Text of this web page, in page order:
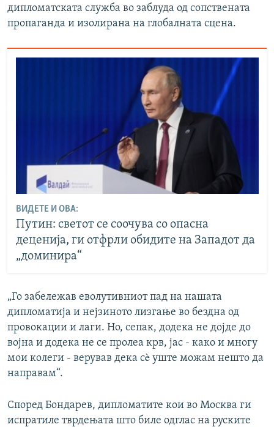
дипломатската служба во заблуда од сопствената
пропаганда и изолирана на глобалната сцена.
ВИДЕТЕ И ОВА:
Путин: светот се соочува со опасна
деценија, ги отфрли обидите на Западот да
„доминира“
„Го забележав еволутивниот пад на нашата
дипломатија и нејзиното лизгање во бездна од
провокации и лаги. Но, сепак, додека не дојде до
војна и додека не се пролеа крв, јас - како и многу
мои колеги - верував дека сè уште можам нешто да
направам“.
Според Бондарев, дипломатите кои во Москва ги
испратиле тврдењата што биле одглас на руските